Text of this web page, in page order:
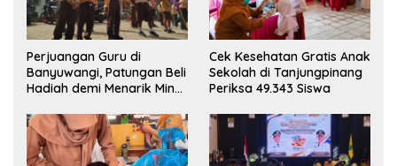
Perjuangan Guru di
Banyuwangi, Patungan Beli
Hadiah demi Menarik Minat
Cek Kesehatan Gratis Anak
Sekolah di Tanjungpinang
Periksa 49.343 Siswa